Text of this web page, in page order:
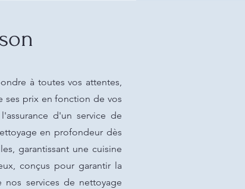
à toutes vos attentes,
ses prix en fonction de vos
d'un service de
en profondeur dès
garantissant une cuisine
conçus pour garantir la
nos services de nettoyage